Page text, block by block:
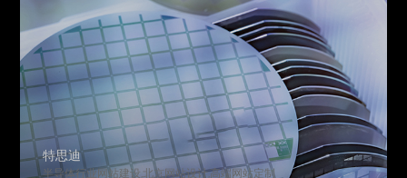
特思迪
半导体行业网站建设,北京网站设计,高端网站定制